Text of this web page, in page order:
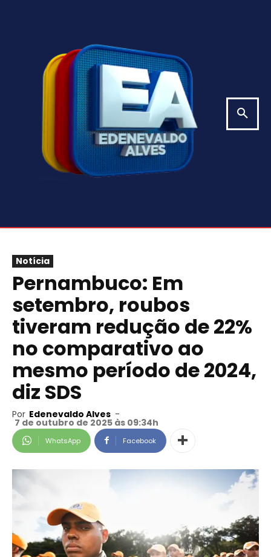
Notícia
Pernambuco: Em
setembro, roubos
tiveram redução de 22%
no comparativo ao
mesmo período de 2024,
diz SDS
Por Edenevaldo Alves -
7 de outubro de 2025 às 09:34h
WhatsApp Facebook